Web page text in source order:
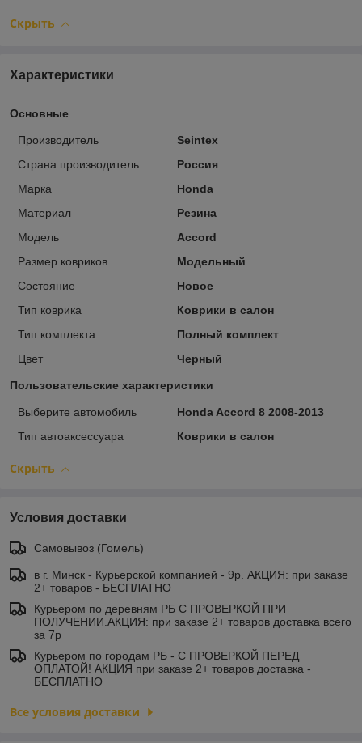
Скрыть
Характеристики
Основные
Производитель
Seintex
Страна производитель
Россия
Марка
Honda
Материал
Резина
Модель
Accord
Размер ковриков
Модельный
Состояние
Новое
Тип коврика
Коврики в салон
Тип комплекта
Полный комплект
Цвет
Черный
Пользовательские характеристики
Выберите автомобиль
Honda Accord 8 2008-2013
Тип автоаксессуара
Коврики в салон
Скрыть
Условия доставки
Самовывоз (Гомель)
в г. Минск - Курьерской компанией - 9р. АКЦИЯ: при заказе
2+ товаров - БЕСПЛАТНО
Курьером по деревням РБ С ПРОВЕРКОЙ ПРИ
ПОЛУЧЕНИИ.АКЦИЯ: при заказе 2+ товаров доставка всего
за 7р
Курьером по городам РБ - С ПРОВЕРКОЙ ПЕРЕД
ОПЛАТОЙ! АКЦИЯ при заказе 2+ товаров доставка -
БЕСПЛАТНО
Все условия доставки